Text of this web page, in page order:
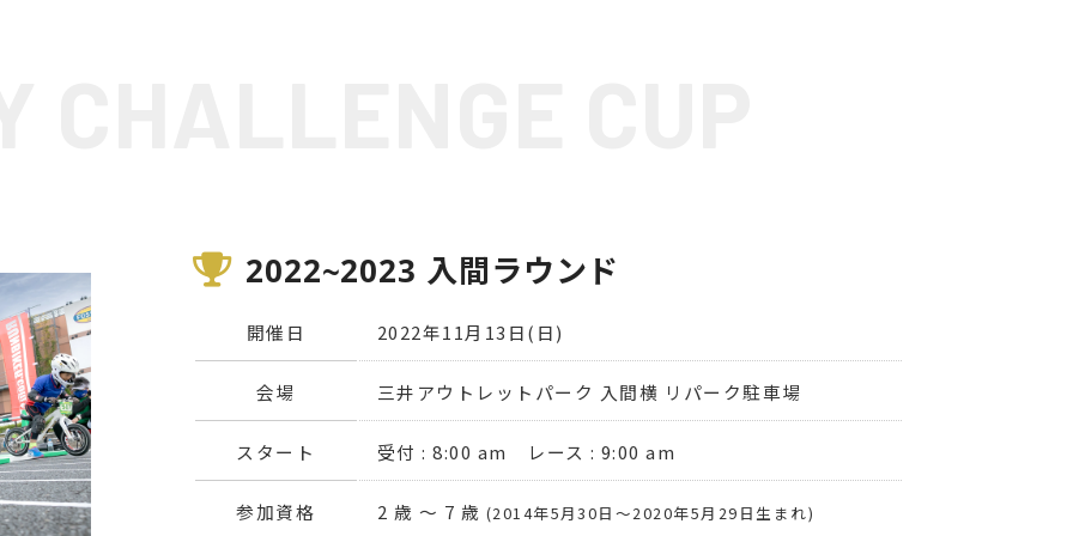
2022~2023 入間ラウンド
開催日 2022年11月13日(日)
会場 三井アウトレットパーク 入間横 リパーク駐車場
スタート 受付 : 8:00 am レース : 9:00 am
参加資格 2 歳 〜 7 歳 (2014年5月30日〜2020年5月29日生まれ)